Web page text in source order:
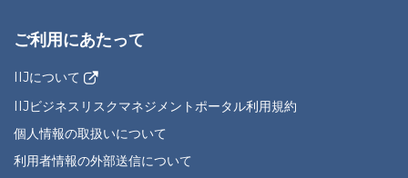
ご利用にあたって
IIJについて
IIJビジネスリスクマネジメントポータル利用規約
個人情報の取扱いについて
利用者情報の外部送信について